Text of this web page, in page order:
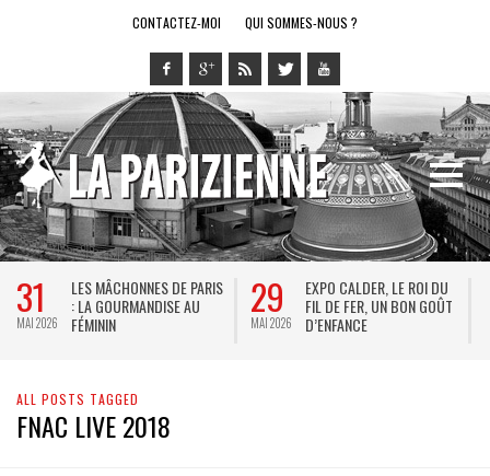
CONTACTEZ-MOI QUI SOMMES-NOUS ?
31
MAI 2026
LES MÂCHONNES DE PARIS
: LA GOURMANDISE AU
FÉMININ
29
MAI 2026
EXPO CALDER, LE ROI DU
FIL DE FER, UN BON GOÛT
D’ENFANCE
ALL POSTS TAGGED
FNAC LIVE 2018